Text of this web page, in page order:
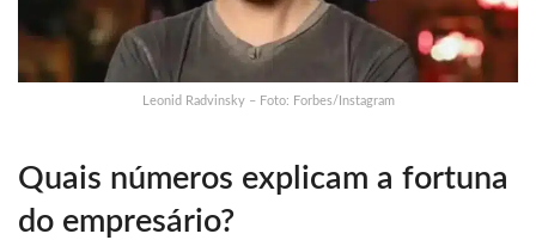
Leonid Radvinsky – Foto: Forbes/Instagram
Quais números explicam a fortuna
do empresário?